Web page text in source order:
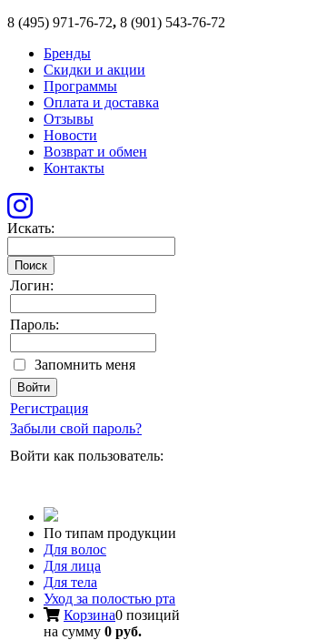
8 (495) 971-76-72, 8 (901) 543-76-72
Бренды
Скидки и акции
Программы
Оплата и доставка
Отзывы
Новости
Возврат и обмен
Контакты
Искать:
Поиск
Логин:
Пароль:
Запомнить меня
Регистрация
Забыли свой пароль?
Войти как пользователь:
По типам продукции
Для волос
Для лица
Для тела
Уход за полостью рта
Корзина0 позиций
на сумму 0 руб.